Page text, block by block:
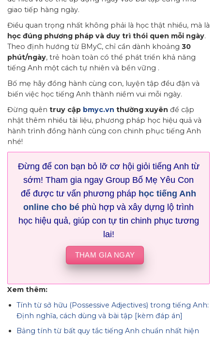
giao tiếp hàng ngày.
Điều quan trọng nhất không phải là học thật nhiều, mà là
học đúng phương pháp và duy trì thói quen mỗi ngày.
Theo định hướng từ BMyC, chỉ cần dành khoảng 30
phút/ngày, trẻ hoàn toàn có thể phát triển khả năng
tiếng Anh một cách tự nhiên và bền vững .
Bố mẹ hãy đồng hành cùng con, luyện tập đều đặn và
biến việc học tiếng Anh thành niềm vui mỗi ngày.
Đừng quên truy cập bmyc.vn thường xuyên để cập
nhật thêm nhiều tài liệu, phương pháp học hiệu quả và
hành trình đồng hành cùng con chinh phục tiếng Anh
nhé!
Đừng để con bạn bỏ lỡ cơ hội giỏi tiếng Anh từ
sớm! Tham gia ngay Group Bố Mẹ Yêu Con
để được tư vấn phương pháp học tiếng Anh
online cho bé phù hợp và xây dựng lộ trình
học hiệu quả, giúp con tự tin chinh phục tương
lai!
THAM GIA NGAY
Xem thêm:
Tính từ sở hữu (Possessive Adjectives) trong tiếng Anh:
Định nghĩa, cách dùng và bài tập [kèm đáp án]
Bảng tính từ bất quy tắc tiếng Anh chuẩn nhất hiện